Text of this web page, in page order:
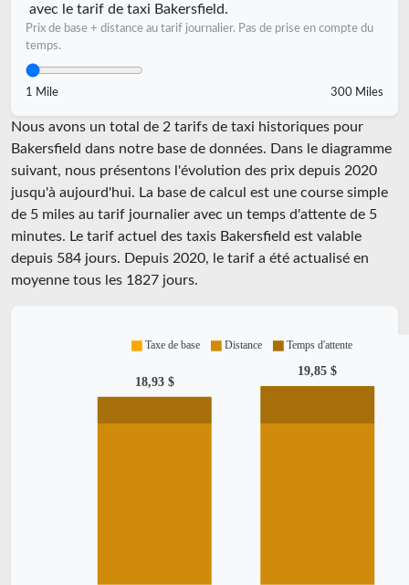
avec le tarif de taxi Bakersfield.
Prix de base + distance au tarif journalier. Pas de prise en compte du
temps.
1 Mile 300 Miles
Nous avons un total de 2 tarifs de taxi historiques pour
Bakersfield dans notre base de données. Dans le diagramme
suivant, nous présentons l'évolution des prix depuis 2020
jusqu'à aujourd'hui. La base de calcul est une course simple
de 5 miles au tarif journalier avec un temps d'attente de 5
minutes. Le tarif actuel des taxis Bakersfield est valable
depuis 584 jours. Depuis 2020, le tarif a été actualisé en
moyenne tous les 1827 jours.
18,93 $
19,85 $
Taxe de base Distance Temps d'attente